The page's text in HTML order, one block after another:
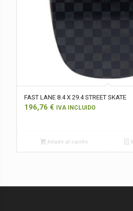
FAST LANE 8.4 X 29.4 STREET SKATE
196,76 € IVA INCLUIDO
Añadir al carrito